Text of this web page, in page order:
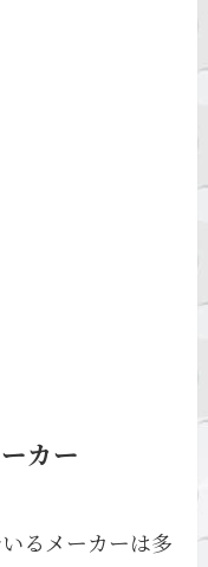
カー
るメーカーは多